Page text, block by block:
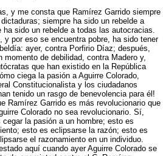
y me consta que Ramírez Garrido siempre
siempre ha sido un rebelde a
sido un rebelde a todas las autocracias.
y por eso se encuentra pobre, ha sido tener
ayer, contra Porfirio Díaz; después,
de debilidad, contra Madero y,
que han existido en la República
ciega la pasión a Aguirre Colorado,
Constitucionalista y los ciudadanos
tenido un rasgo de benevolencia para él!
Ramírez Garrido es más revolucionario que
Colorado no sea revolucionario. Sí,
la pasión a un hombre; esto es
esto es eclipsarse la razón; esto es
el razonamiento en un individuo.
aquí cuando ayer Aguirre Colorado se